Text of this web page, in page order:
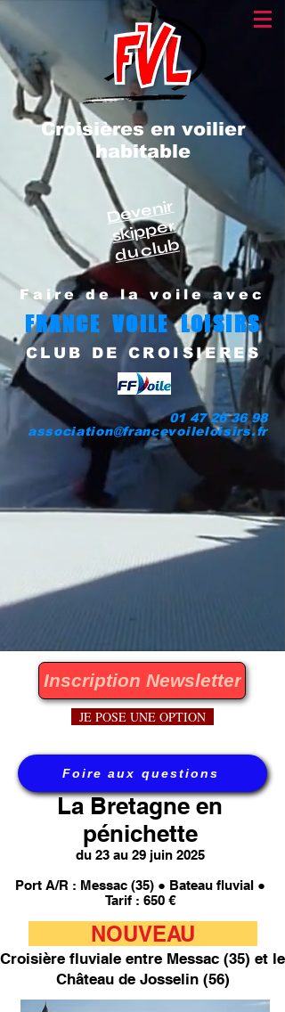
Croisières en voilier
habitable
Devenir
skipper
du club
Faire de la voile avec
FRANCE VOILE LOISIRS
CLUB DE CROISIERES
01 47 26 36 98
association@francevoileloisirs.fr
Inscription Newsletter
JE POSE UNE OPTION
Foire aux questions
La Bretagne en
pénichette
du 23 au 29 juin 2025
Port A/R : Messac (35)● Bateau fluvial ●
Tarif : 650 €
NOUVEAU
Croisière fluviale entre Messac (35) et le
Château de Josselin(56)